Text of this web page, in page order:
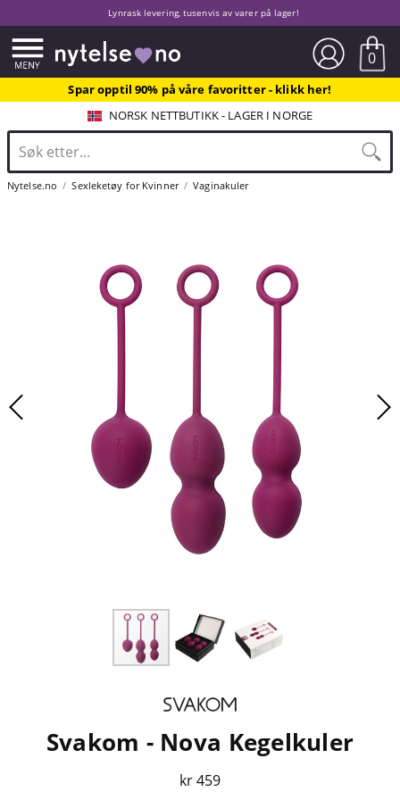
Lynrask levering, tusenvis av varer på lager!
0
Spar opptil 90% på våre favoritter - klikk her!
NORSK NETTBUTIKK - LAGER I NORGE
Nytelse.no Sexleketøy for Kvinner Vaginakuler
Svakom - Nova Kegelkuler
kr 459